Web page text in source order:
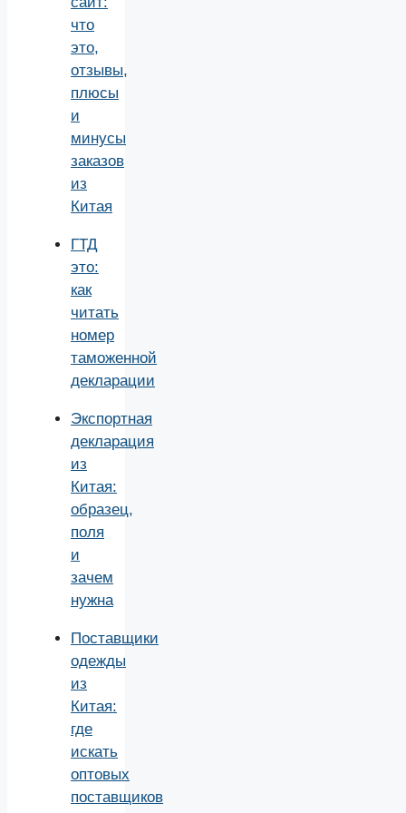
что
это,
отзывы,
плюсы
и
минусы
заказов
из
Китая
ГТД
это:
как
читать
номер
таможенной
декларации
Экспортная
декларация
из
Китая:
образец,
поля
и
зачем
нужна
Поставщики
одежды
из
Китая:
где
искать
оптовых
поставщиков